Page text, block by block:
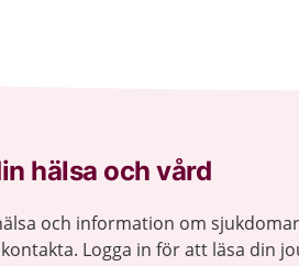
hälsa och vård
och information om
Logga in för att läsa din